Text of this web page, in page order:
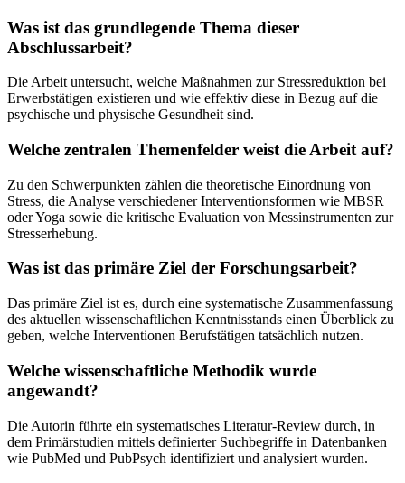
Was ist das grundlegende Thema dieser
Abschlussarbeit?
Die Arbeit untersucht, welche Maßnahmen zur Stressreduktion bei
Erwerbstätigen existieren und wie effektiv diese in Bezug auf die
psychische und physische Gesundheit sind.
Welche zentralen Themenfelder weist die Arbeit auf?
Zu den Schwerpunkten zählen die theoretische Einordnung von
Stress, die Analyse verschiedener Interventionsformen wie MBSR
oder Yoga sowie die kritische Evaluation von Messinstrumenten zur
Stresserhebung.
Was ist das primäre Ziel der Forschungsarbeit?
Das primäre Ziel ist es, durch eine systematische Zusammenfassung
des aktuellen wissenschaftlichen Kenntnisstands einen Überblick zu
geben, welche Interventionen Berufstätigen tatsächlich nutzen.
Welche wissenschaftliche Methodik wurde
angewandt?
Die Autorin führte ein systematisches Literatur-Review durch, in
dem Primärstudien mittels definierter Suchbegriffe in Datenbanken
wie PubMed und PubPsych identifiziert und analysiert wurden.